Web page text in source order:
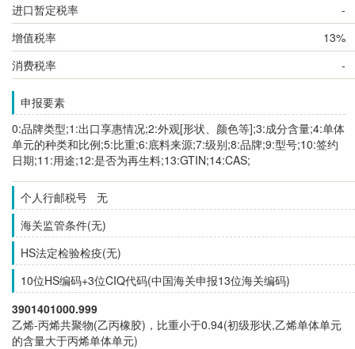
进口暂定税率
-
增值税率
13%
消费税率
-
申报要素
0:品牌类型;1:出口享惠情况;2:外观[形状、颜色等];3:成分含量;4:单体
单元的种类和比例;5:比重;6:底料来源;7:级别;8:品牌;9:型号;10:签约
日期;11:用途;12:是否为再生料;13:GTIN;14:CAS;
个人行邮税号 无
海关监管条件(无)
HS法定检验检疫(无)
10位HS编码+3位CIQ代码(中国海关申报13位海关编码)
3901401000.999
乙烯-丙烯共聚物(乙丙橡胶)，比重小于0.94(初级形状,乙烯单体单元
的含量大于丙烯单体单元)